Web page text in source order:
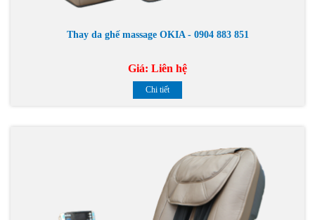
Thay da ghế massage OKIA - 0904 883 851
Giá: Liên hệ
Chi tiết